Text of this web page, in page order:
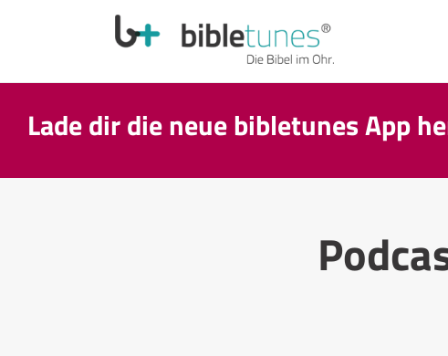
Lade dir die neue bibletunes App